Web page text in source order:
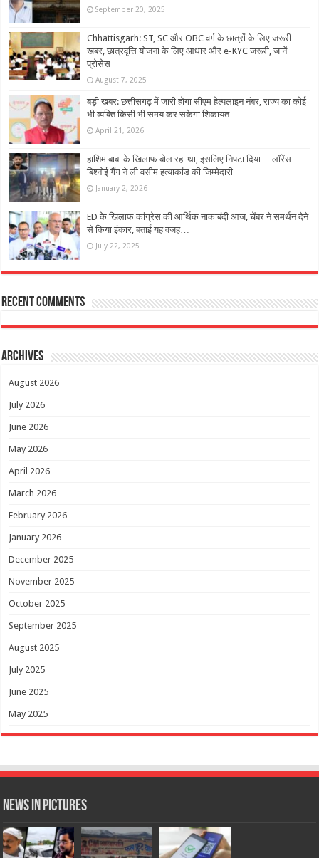
September 20, 2025
Chhattisgarh: ST, SC और OBC वर्ग के छात्रों के लिए जरूरी
खबर, छात्रवृत्ति योजना के लिए आधार और e-KYC जरूरी, जानें
प्रोसेस
August 7, 2025
बड़ी खबर: छत्तीसगढ़ में जारी होगा सीएम हेल्पलाइन नंबर, राज्य का कोई
भी व्यक्ति किसी भी समय कर सकेगा शिकायत…
April 21, 2026
हाशिम बाबा के खिलाफ बोल रहा था, इसलिए निपटा दिया… लॉरेंस
बिश्नोई गैंग ने ली वसीम हत्याकांड की जिम्मेदारी
January 2, 2026
ED के खिलाफ कांग्रेस की आर्थिक नाकाबंदी आज, चेंबर ने समर्थन देने
से किया इंकार, बताई यह वजह…
July 22, 2025
Recent Comments
Archives
August 2026
July 2026
June 2026
May 2026
April 2026
March 2026
February 2026
January 2026
December 2025
November 2025
October 2025
September 2025
August 2025
July 2025
June 2025
May 2025
News in Pictures